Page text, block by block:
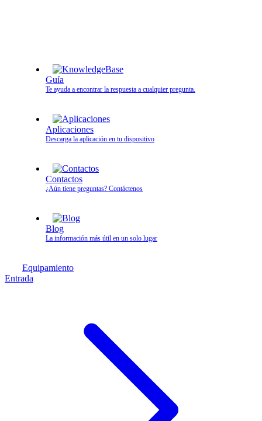
Guía
Te ayuda a encontrar la respuesta a cualquier pregunta.
Aplicaciones
Descarga la aplicación en tu dispositivo
Contactos
¿Aún tiene preguntas? Contáctenos
Blog
La información más útil en un solo lugar
Equipamiento
Entrada